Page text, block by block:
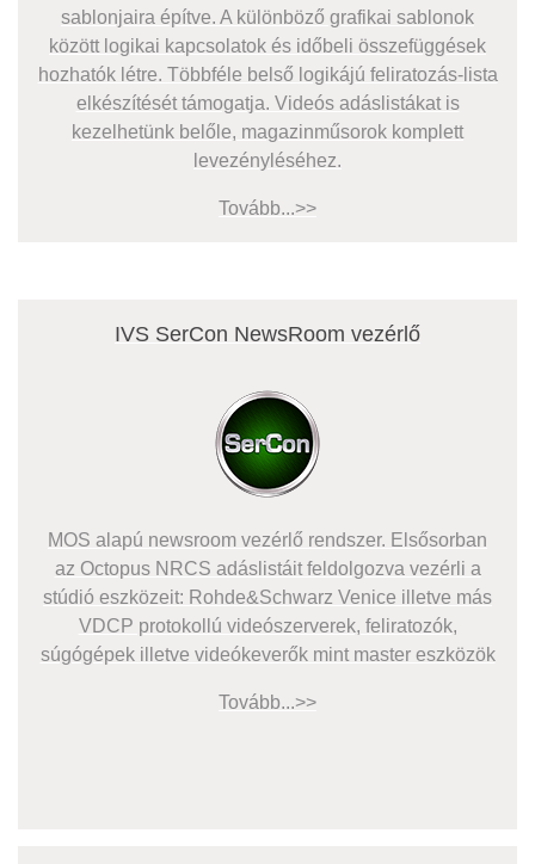
sablonjaira építve. A különböző grafikai sablonok
között logikai kapcsolatok és időbeli összefüggések
hozhatók létre. Többféle belső logikájú feliratozás-lista
elkészítését támogatja. Videós adáslistákat is
kezelhetünk belőle, magazinműsorok komplett
levezényléséhez.
Tovább...>>
IVS SerCon NewsRoom vezérlő
MOS alapú newsroom vezérlő rendszer. Elsősorban
az Octopus NRCS adáslistáit feldolgozva vezérli a
stúdió eszközeit: Rohde&Schwarz Venice illetve más
VDCP protokollú videószerverek, feliratozók,
súgógépek illetve videókeverők mint master eszközök
Tovább...>>